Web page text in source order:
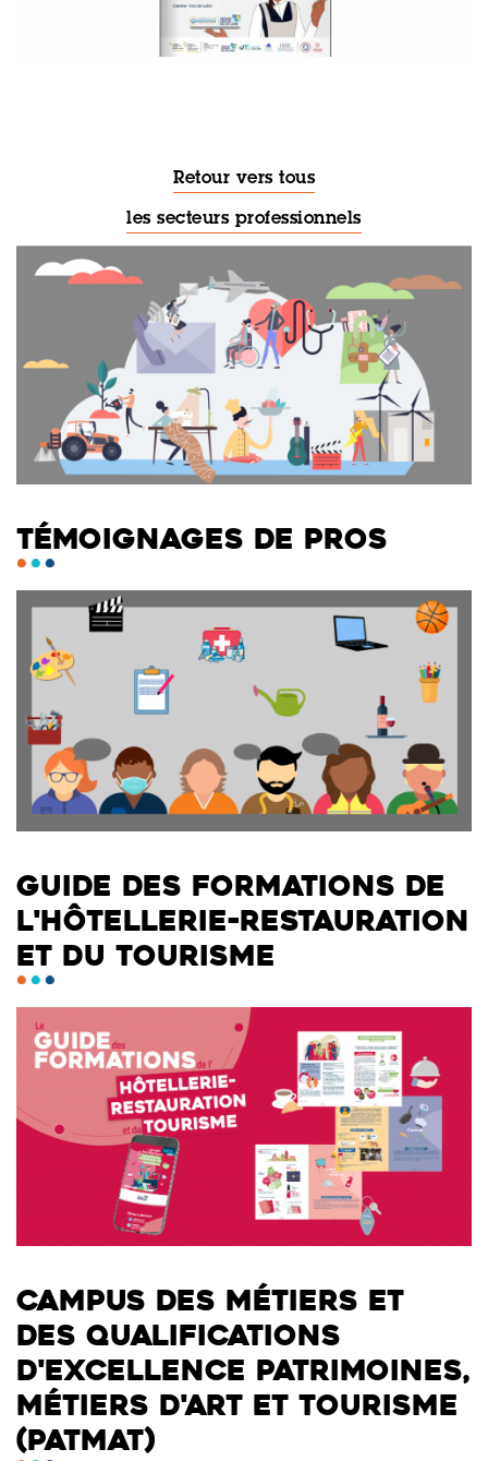
Retour vers tous
les secteurs professionnels
TÉMOIGNAGES DE PROS
GUIDE DES FORMATIONS DE
L'HÔTELLERIE-RESTAURATION
ET DU TOURISME
CAMPUS DES MÉTIERS ET
DES QUALIFICATIONS
D'EXCELLENCE PATRIMOINES,
MÉTIERS D'ART ET TOURISME
(PATMAT)